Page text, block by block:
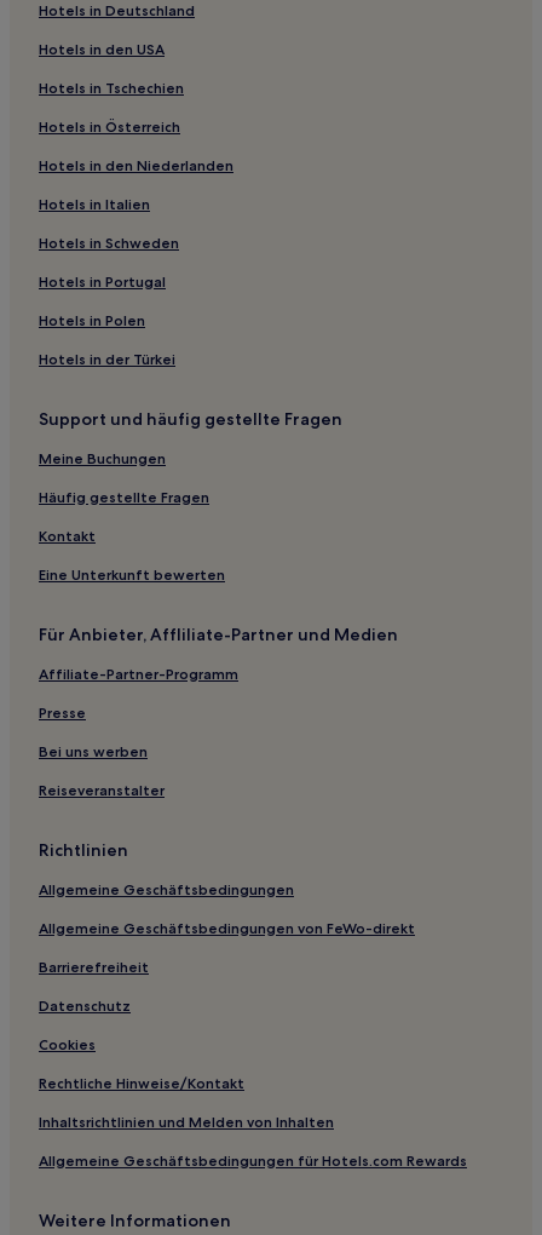
Hotels mit Fitnessbereich in Gaeta
Haustierfreundliche in Frascati
Familien in Castel Gandolfo
Hotels mit inbegriffenem Frühstück in Castel Gandolfo
Familien in San Felice Circeo
Hotels mit Pool in San Felice Circeo
Hotels mit inbegriffenem Frühstück in Anagni
Hotels mit inbegriffenem Frühstück in Tivoli
Hotels mit Wellnessbereich in Tivoli
Familien in Tivoli
Haustierfreundliche in Nettuno
Hotels mit inbegriffenem Frühstück in Nettuno
Hotels mit Parkplatz in Piedimonte San Germano
Haustierfreundliche in Formia
Familien in Formia
Hotels mit Weingut nahe Albaner See
Hotels mit Parkplatz nahe Albaner See
Luxus nahe Albaner See
Haustierfreundliche nahe Albaner See
Familien nahe Albaner See
Hotels mit Parkplatz in Latina
Familien in Latina
Hotels mit Parkplatz in Frosinone
Haustierfreundliche in Frosinone
Haustierfreundliche in Sabaudia
Luxus in Sabaudia
Familien in Sabaudia
Familien in Fondi
Hotels mit inbegriffenem Frühstück in Cassino
Hotels in Deutschland
Hotels in den USA
Hotels in Tschechien
Hotels in Österreich
Hotels in den Niederlanden
Hotels in Italien
Hotels in Schweden
Hotels in Portugal
Hotels in Polen
Hotels in der Türkei
Support und häufig gestellte Fragen
Meine Buchungen
Häufig gestellte Fragen
Kontakt
Eine Unterkunft bewerten
Für Anbieter, Affliliate-Partner und Medien
Affiliate-Partner-Programm
Presse
Bei uns werben
Reiseveranstalter
Richtlinien
Allgemeine Geschäftsbedingungen
Allgemeine Geschäftsbedingungen von FeWo-direkt
Barrierefreiheit
Datenschutz
Cookies
Rechtliche Hinweise/Kontakt
Inhaltsrichtlinien und Melden von Inhalten
Allgemeine Geschäftsbedingungen für Hotels.com Rewards
Weitere Informationen